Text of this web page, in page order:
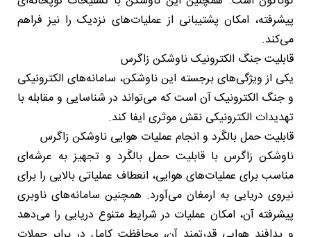
پیشرفته، امکان پشتیبانی از عملیات‌های نزدیک را نیز فراهم
می‌کند.
قابلیت جنگ الکترونیک ناوشکن زاگرس
یکی از ویژگی‌های برجسته این ناوشکن، سامانه‌های الکترونیکی
و جنگ الکترونیک آن است که می‌تواند در شناسایی و مقابله با
تهدیدات الکترونیکی نقش موثری ایفا کند.
قابلیت حمل بالگَرد و انجام عملیات هوایی ناوشکن زاگرس
ناوشکن زاگرس با قابلیت حمل بالگَرد و تجهیز به عرشه‌ای
مناسب برای عملیات‌های هوایی، انعطاف عملیاتی بالایی را برای
نیروی دریایی به ارمغان می‌آورد. همچنین سامانه‌های ناوبری
پیشرفته آن، امکان عملیات در شرایط متنوع دریایی را می‌دهد